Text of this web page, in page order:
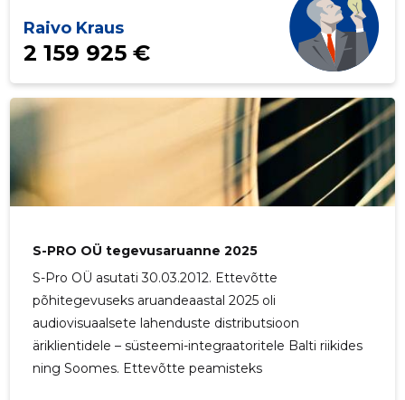
Raivo Kraus
2 159 925 €
S-PRO OÜ tegevusaruanne 2025
S-Pro OÜ asutati 30.03.2012. Ettevõtte
põhitegevuseks aruandeaastal 2025 oli
audiovisuaalsete lahenduste distributsioon
äriklientidele – süsteemi-integraatoritele Balti riikides
ning Soomes. Ettevõtte peamisteks